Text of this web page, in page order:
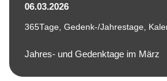
06.03.2026
365Tage Gedenk-/Jahrestage
Jahres- und Gedenktage im März